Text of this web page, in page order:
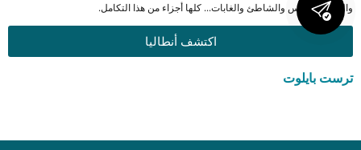
والبحر والشمس والشاطئ والغابات... كلها أجزاء من هذا التكامل.
اكتشف أنطاليا
ترست بايلوت